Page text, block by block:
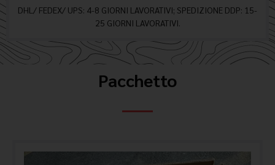
DHL/ FEDEX/ UPS: 4-8 GIORNI LAVORATIVI; SPEDIZIONE DDP: 15-
25 GIORNI LAVORATIVI.
Pacchetto